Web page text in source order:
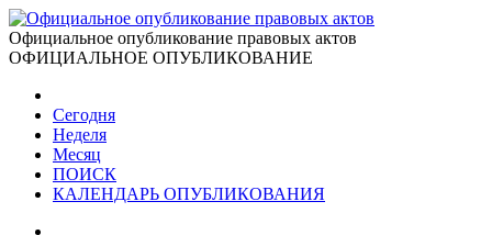
Официальное опубликование правовых актов
ОФИЦИАЛЬНОЕ ОПУБЛИКОВАНИЕ
Сегодня
Неделя
Месяц
ПОИСК
КАЛЕНДАРЬ ОПУБЛИКОВАНИЯ